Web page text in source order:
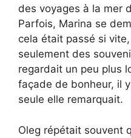
des voyages à la mer
Parfois, Marina se
cela était passé si
seulement des
regardait un peu plus
façade de bonheur, il
seule elle remarquait.
Oleg répétait souvent